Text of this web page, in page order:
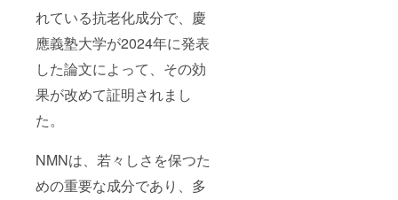
れている抗老化成分で、慶
應義塾大学が2024年に発表
した論文によって、その効
果が改めて証明されまし
た。
NMNは、若々しさを保つた
めの重要な成分であり、多